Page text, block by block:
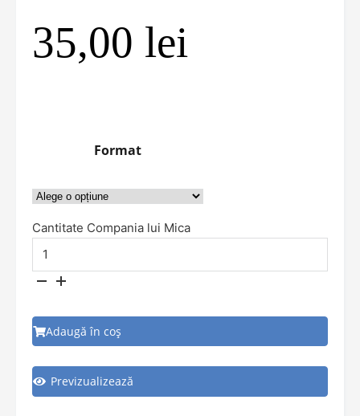
35,00 lei
Format
Cantitate Compania lui Mica
Adaugă în coș
Previzualizează